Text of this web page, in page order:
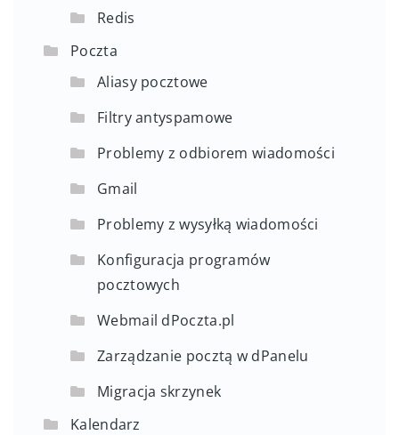
Redis
Poczta
Aliasy pocztowe
Filtry antyspamowe
Problemy z odbiorem wiadomości
Gmail
Problemy z wysyłką wiadomości
Konfiguracja programów
pocztowych
Webmail dPoczta.pl
Zarządzanie pocztą w dPanelu
Migracja skrzynek
Kalendarz